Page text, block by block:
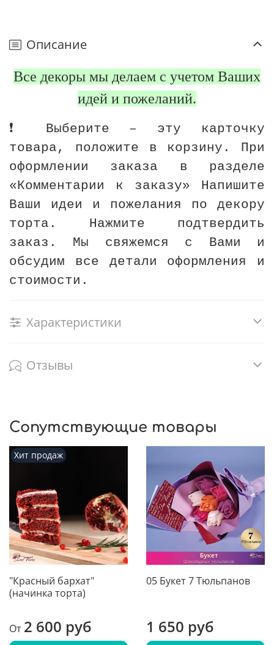
Описание
Все декоры мы делаем с учетом Ваших
идей и пожеланий.
❗️ Выберите – эту карточку
товара, положите в корзину. При
оформлении заказа в разделе
«Комментарии к заказу» Напишите
Ваши идеи и пожелания по декору
торта. Нажмите подтвердить
заказ. Мы свяжемся с Вами и
обсудим все детали оформления и
стоимости.
Характеристики
Отзывы
Сопутствующие товары
Хит продаж
"Красный бархат"
(начинка торта)
От 2 600 руб
05 Букет 7 Тюльпанов
1 650 руб